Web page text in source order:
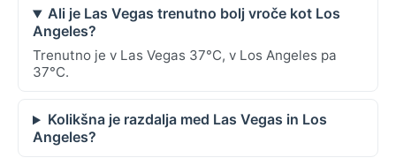
Ali je Las Vegas trenutno bolj vroče kot Los
Angeles?
Trenutno je v Las Vegas 37°C, v Los Angeles pa
37°C.
Kolikšna je razdalja med Las Vegas in Los
Angeles?